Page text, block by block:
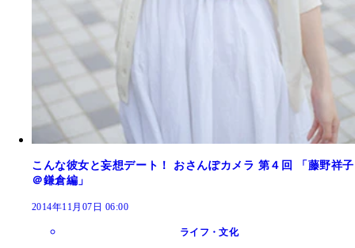
こんな彼女と妄想デート！ おさんぽカメラ 第４回 「藤野祥子
＠鎌倉編」
2014年11月07日 06:00
ライフ・文化